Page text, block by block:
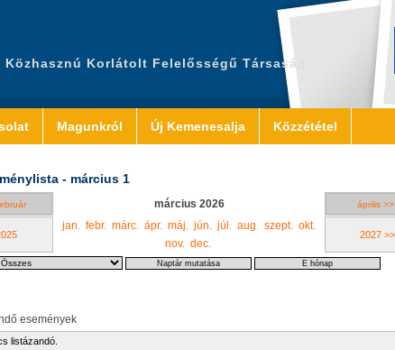
Korlátolt Felelősségű Társaság
Magunkról Új Kemenesalja Közzététel
- március 1
március 2026 április >>
jan. febr. márc. ápr. máj. jún. júl. aug. szept. okt.
nov. dec.
2027 >>
események
listázandó.